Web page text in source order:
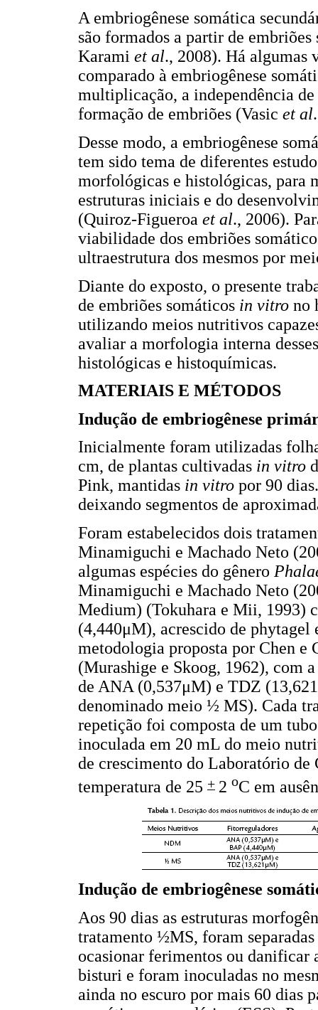
A embriogênese somática
são formados a partir de
Karami et al., 2008). Há algumas
comparado à embriogênese
multiplicação, a independência
formação de embriões (Vasic et al
Desse modo, a embriogênese
tem sido tema de diferentes
morfológicas e histológicas, para
estruturas iniciais e do
(Quiroz-Figueroa et al., 2006).
viabilidade dos embriões
ultraestrutura dos mesmos por
Diante do exposto, o presente
de embriões somáticos in vitro no
utilizando meios nutritivos
avaliar a morfologia interna
histológicas e histoquímicas.
MATERIAIS E MÉTODOS
Indução de embriogênese
Inicialmente foram utilizadas
cm, de plantas cultivadas in vitro
Pink, mantidas in vitro por 90
deixando segmentos de
Foram estabelecidos dois
Minamiguchi e Machado Neto
algumas espécies do gênero
Minamiguchi e Machado Neto
Medium) (Tokuhara e Mii, 1993)
(4,440μM), acrescido de
metodologia proposta por Chen e
(Murashige e Skoog, 1962), com
de ANA (0,537μM) e TDZ
denominado meio ½ MS). Cada
repetição foi composta de um
inoculada em 20 mL do meio
de crescimento do Laboratório de
temperatura de 25 + 2 oC em
Indução de embriogênese
Aos 90 dias as estruturas
tratamento ½MS, foram
ocasionar ferimentos ou
bisturi e foram inoculadas no
ainda no escuro por mais 60 dias